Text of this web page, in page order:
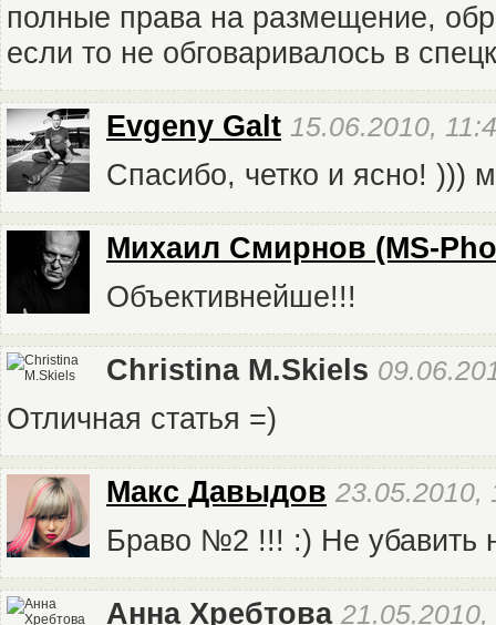
полные права на размещение,
если то не обговаривалось в
Evgeny Galt 15.06.2010,
Спасибо, четко и ясно! )))
Михаил Смирнов (MS-
Объективнейше!!!
Christina M.Skiels
Отличная статья =)
Макс Давыдов 23.05.2010,
Браво №2 !!! :) Не убавить
Анна Хребтова 21.05.2010,